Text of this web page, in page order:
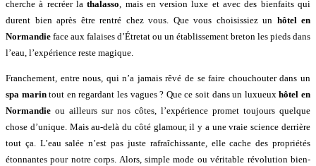
cherche à recréer lathalasso, mais en version luxe et avec des bienfaits qui
durent bien après être rentré chez vous. Que vous choisissiez un hôtel en
Normandie face aux falaises d’Étretat ou un établissement breton les pieds dans
l’eau, l’expérience reste magique.
Franchement, entre nous, qui n’a jamais rêvé de se faire chouchouter dans un
spa marintout en regardant les vagues ? Que ce soit dans un luxueuxhôtel en
Normandie ou ailleurs sur nos côtes, l’expérience promet toujours quelque
chose d’unique. Mais au-delà du côté glamour, il y a une vraie science derrière
tout ça. L’eau salée n’est pas juste rafraîchissante, elle cache des propriétés
étonnantes pour notre corps. Alors, simple mode ou véritable révolution bien-